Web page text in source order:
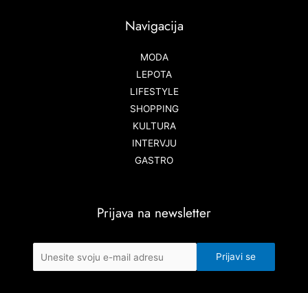
Navigacija
MODA
LEPOTA
LIFESTYLE
SHOPPING
KULTURA
INTERVJU
GASTRO
Prijava na newsletter